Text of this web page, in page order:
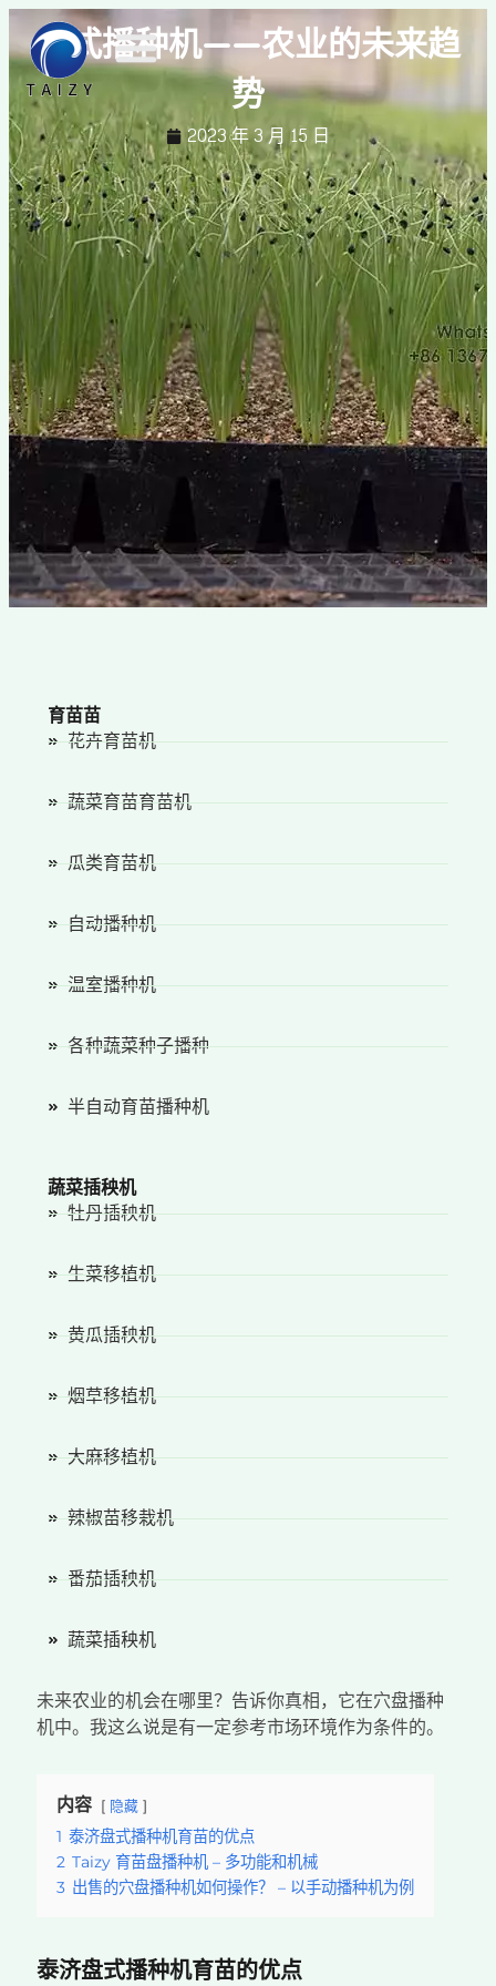
盘式播种机——农业的未来趋
势
2023 年 3 月 15 日
育苗苗
花卉育苗机
蔬菜育苗育苗机
瓜类育苗机
自动播种机
温室播种机
各种蔬菜种子播种
半自动育苗播种机
蔬菜插秧机
牡丹插秧机
生菜移植机
黄瓜插秧机
烟草移植机
大麻移植机
辣椒苗移栽机
番茄插秧机
蔬菜插秧机
未来农业的机会在哪里？告诉你真相，它在穴盘播种
机中。我这么说是有一定参考市场环境作为条件的。
内容 隐藏
1 泰济盘式播种机育苗的优点
2 Taizy 育苗盘播种机 – 多功能和机械
3 出售的穴盘播种机如何操作？ – 以手动播种机为例
泰济盘式播种机育苗的优点